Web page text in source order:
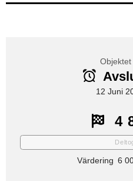
Objektet
12 Juni
4
Värdering 6